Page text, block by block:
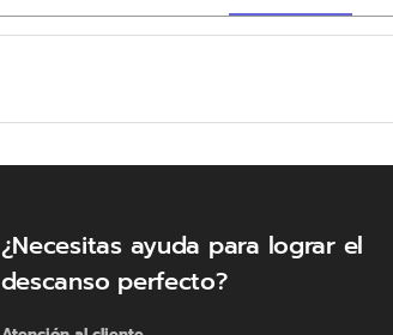
¿Necesitas ayuda para lograr el
descanso perfecto?